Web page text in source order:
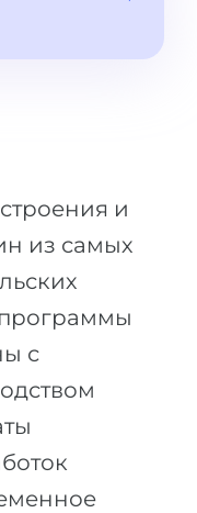
и
из самых
программы
с